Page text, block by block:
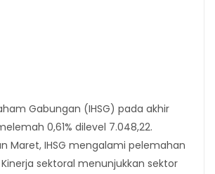
Gabungan (IHSG) pada akhir
0,61% dilevel 7.048,22.
Maret, IHSG mengalami pelemahan
Kinerja sektoral menunjukkan sektor